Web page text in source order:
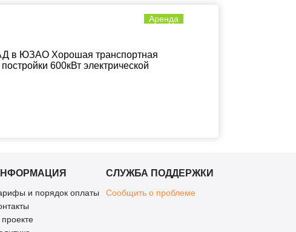
Аренда
в ЮЗАО Хорошая транспортная
600кВт электрической
и порядок оплаты
СЛУЖБА ПОДДЕРЖКИ
Сообщить о проблеме